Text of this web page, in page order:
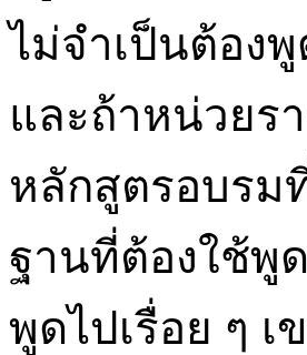
ไม่จำเป็นต้อง
และถ้าหน่วยร
หลักสูตรอบรม
ฐานที่ต้องใช้พู
พูดไปเรื่อย ๆ